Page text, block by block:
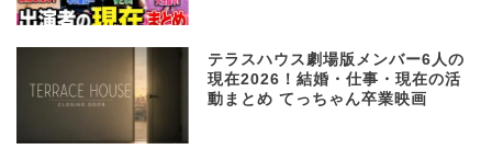
テラスハウス劇場版メンバー6人の
現在2026！結婚・仕事・現在の活
動まとめ てっちゃん卒業映画